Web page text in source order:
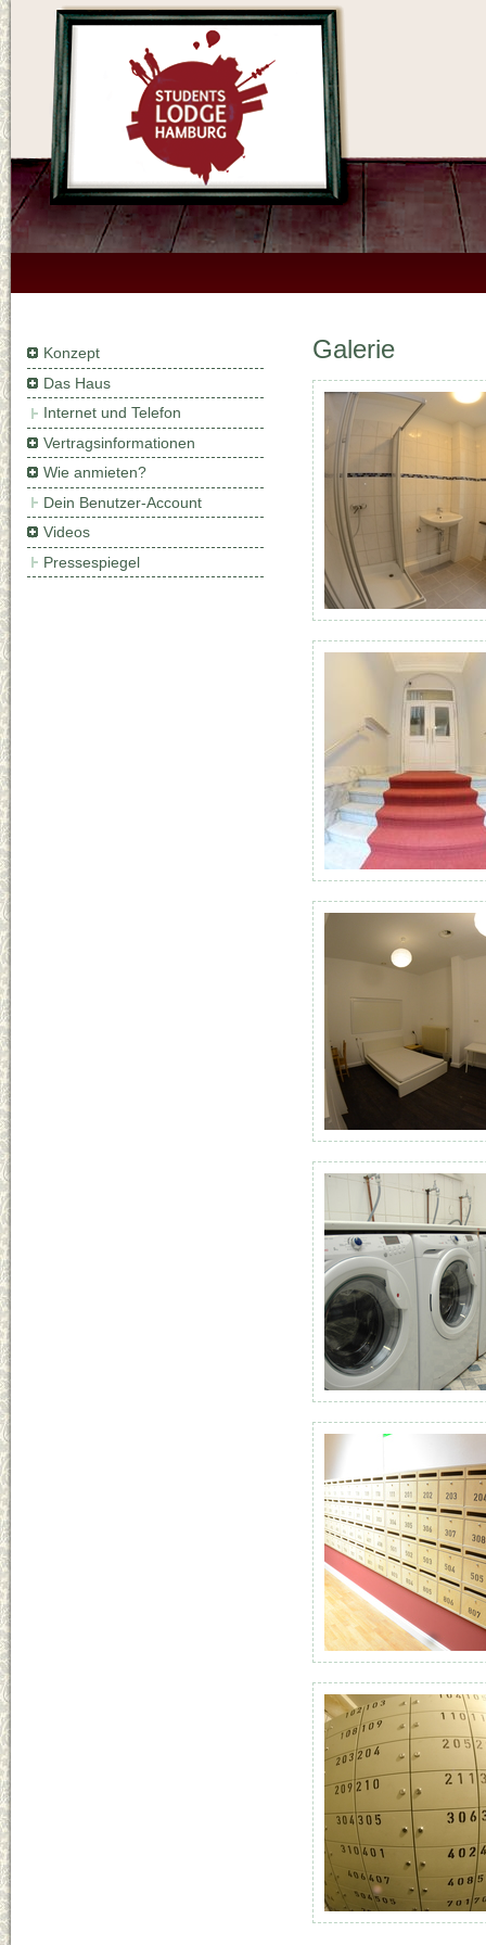
Konzept
Das Haus
Internet und Telefon
Vertragsinformationen
Wie anmieten?
Dein Benutzer-Account
Videos
Pressespiegel
Galerie